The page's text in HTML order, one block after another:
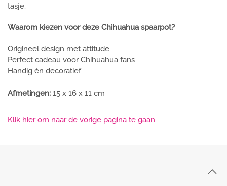
tasje.
Waarom kiezen voor deze Chihuahua spaarpot?
Origineel design met attitude
Perfect cadeau voor Chihuahua fans
Handig én decoratief
Afmetingen: 15 x 16 x 11 cm
Klik hier om naar de vorige pagina te gaan